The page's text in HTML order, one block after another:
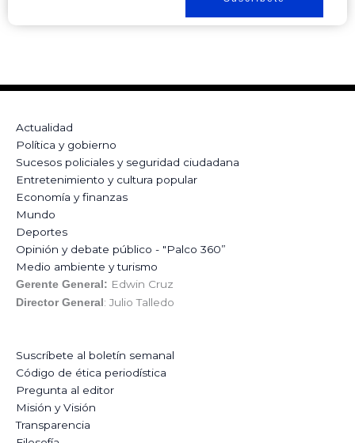
Actualidad
Política y gobierno
Sucesos policiales y seguridad ciudadana
Entretenimiento y cultura popular
Economía y finanzas
Mundo
Deportes
Opinión y debate público - "Palco 360”
Medio ambiente y turismo
Gerente General: Edwin Cruz
Director General : Julio Talledo
Suscríbete al boletín semanal
Código de ética periodística
Pregunta al editor
Misión y Visión
Transparencia